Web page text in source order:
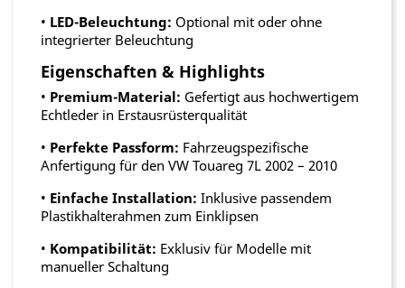
• LED-Beleuchtung: Optional mit oder ohne
integrierter Beleuchtung
Eigenschaften & Highlights
• Premium-Material: Gefertigt aus hochwertigem
Echtleder in Erstausrüsterqualität
• Perfekte Passform: Fahrzeugspezifische
Anfertigung für den VW Touareg 7L 2002 – 2010
• Einfache Installation: Inklusive passendem
Plastikhalterahmen zum Einklipsen
• Kompatibilität: Exklusiv für Modelle mit
manueller Schaltung